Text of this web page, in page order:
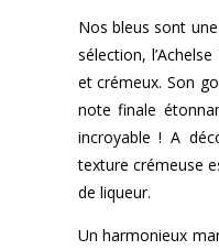
Nos bleus sont
sélection,
et crémeux. Son
note finale
incroyable ! A
texture crémeuse
de liqueur.
Un harmonieux